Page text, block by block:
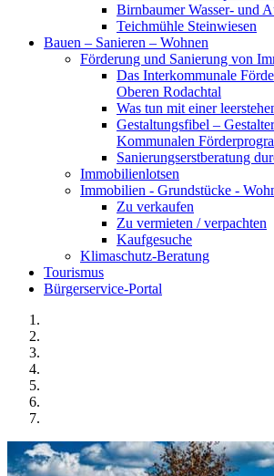
Birnbaumer Wasser- und
Teichmühle Steinwiesen
Bauen – Sanieren – Wohnen
Förderung und Sanierung von
Das Interkommunale
Oberen Rodachtal
Was tun mit einer
Gestaltungsfibel –
Kommunalen
Sanierungserstberatung
Immobilienlotsen
Immobilien - Grundstücke -
Zu verkaufen
Zu vermieten / verpachten
Kaufgesuche
Klimaschutz-Beratung
Tourismus
Bürgerservice-Portal